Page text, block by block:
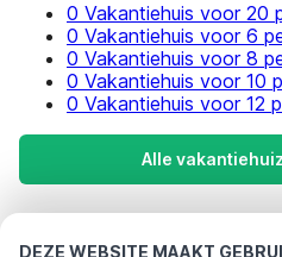
DEZE WEBSITE MAAKT
0 Vakantiehuis voor 20
0 Vakantiehuis voor 6
0 Vakantiehuis voor 8
0 Vakantiehuis voor 10
0 Vakantiehuis voor 12
Alle
Meest populaire